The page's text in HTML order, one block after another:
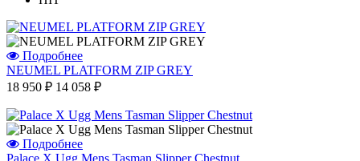
Подробнее
NEUMEL PLATFORM ZIP GREY
18 950 ₽ 14 058 ₽
Подробнее
Palace X Ugg Mens Tasman Slipper Chestnut